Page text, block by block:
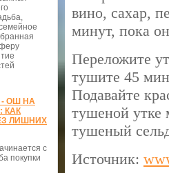
ОШ НА
КАК
ЛИШНИХ
с
покупки
вино, сахар,
минут, пока
Переложите
тушите 45
Подавайте
тушеной утке
тушеный
Источник: